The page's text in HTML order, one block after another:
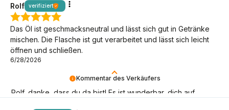
Kommentar des Verkäufers
Rolf, danke, dass du da bist! Es ist wunderbar, dich auf
Rolf verifiziert
Das Öl ist geschmacksneutral und lässt sich gut in Getränke
mischen. Die Flasche ist gut verarbeitet und lässt sich leicht
öffnen und schließen.
6/28/2026